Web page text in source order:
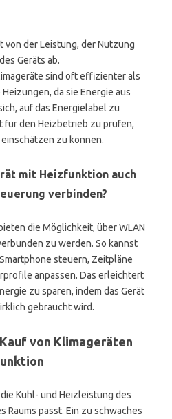
von der Leistung, der Nutzung
Geräts ab.
sind oft effizienter als
da sie Energie aus
auf das Energielabel zu
für den Heizbetrieb zu prüfen,
zu können.
mit Heizfunktion auch
verbinden?
die Möglichkeit, über WLAN
zu werden. So kannst
steuern, Zeitpläne
anpassen. Das erleichtert
zu sparen, indem das Gerät
gebraucht wird.
von Klimageräten
Kühl- und Heizleistung des
Raums passt. Ein zu schwaches